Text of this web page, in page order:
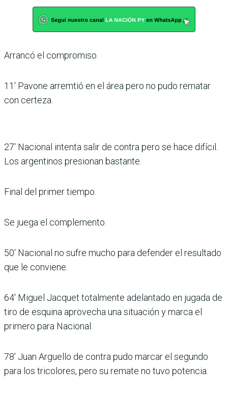
Arrancó el compromiso.
11′ Pavone arremtió en el área pero no pudo rematar
con certeza.
27′ Nacional intenta salir de contra pero se hace difícil.
Los argentinos presionan bastante.
Final del primer tiempo.
Se juega el complemento.
50′ Nacional no sufre mucho para defender el resultado
que le conviene.
64′ Miguel Jacquet totalmente adelantado en jugada de
tiro de esquina aprovecha una situación y marca el
primero para Nacional.
78′ Juan Arguello de contra pudo marcar el segundo
para los tricolores, pero su remate no tuvo potencia.